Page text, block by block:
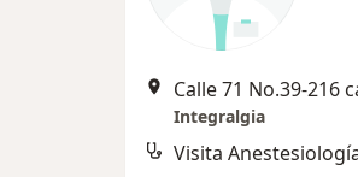
Calle 71 No.39-216
Integralgia
Visita